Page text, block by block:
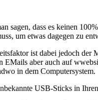
sagen, dass es keinen
um etwas dagegen zu
ist dabei jedoch der
aber auch auf
in dem Computersystem.
USB-Sticks in